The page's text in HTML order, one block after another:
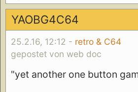
YAOBG4C64
25.2.16, 12:12 - retro & C64
gepostet von web doc
"yet another one button